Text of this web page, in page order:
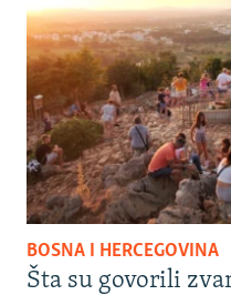
BOSNA I HERCEGOVINA
Šta su govorili